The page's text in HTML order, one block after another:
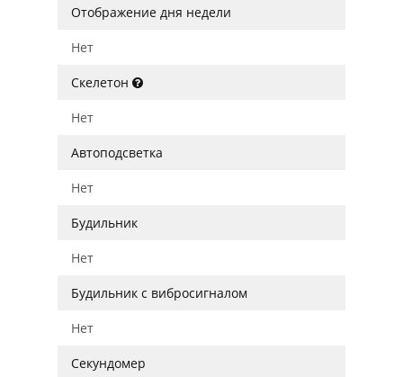
Отображение дня недели
Нет
Скелетон
Нет
Автоподсветка
Нет
Будильник
Нет
Будильник с вибросигналом
Нет
Секундомер